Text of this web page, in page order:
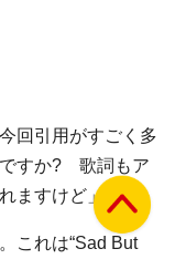
回引用がすごく多
ですか? 歌詞もア
ますけど」
これは“Sad But